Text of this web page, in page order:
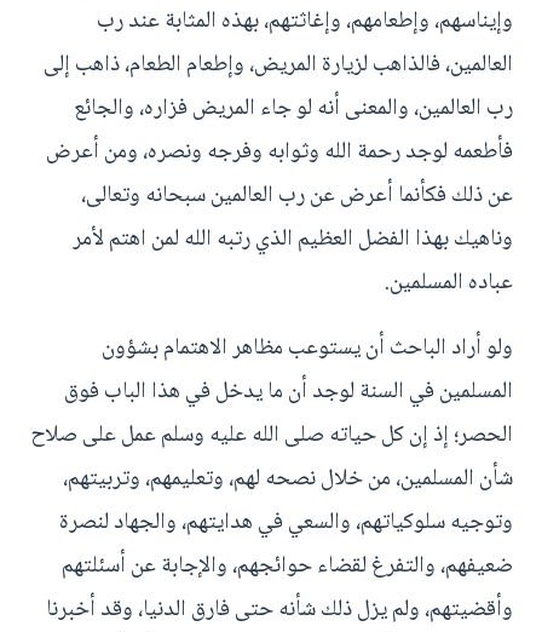
وإيناسهم، وإطعامهم، وإغاثتهم، بهذه المثابة عند رب
العالمين، فالذاهب لزيارة المريض، وإطعام الطعام، ذاهب إلى
رب العالمين، والمعنى أنه لو جاء المريض فزاره، والجائع
فأطعمه لوجد رحمة الله وثوابه وفرجه ونصره، ومن أعرض
عن ذلك فكأنما أعرض عن رب العالمين سبحانه وتعالى،
وناهيك بهذا الفضل العظيم الذي رتبه الله لمن اهتم لأمر
عباده المسلمين.
ولو أراد الباحث أن يستوعب مظاهر الاهتمام بشؤون
المسلمين في السنة لوجد أن ما يدخل في هذا الباب فوق
الحصر؛ إذ إن كل حياته صلى الله عليه وسلم عمل على صلاح
شأن المسلمين، من خلال نصحه لهم، وتعليمهم، وتربيتهم،
وتوجيه سلوكياتهم، والسعي في هدايتهم، والجهاد لنصرة
ضعيفهم، والتفرغ لقضاء حوائجهم، والإجابة عن أسئلتهم
وأقضيتهم، ولم يزل ذلك شأنه حتى فارق الدنيا، وقد أخبرنا